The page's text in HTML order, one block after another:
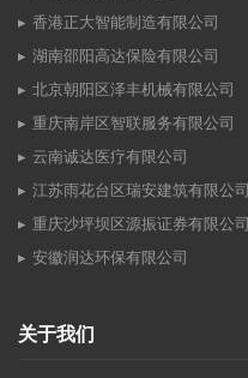
香港正大智能制造有限公司
湖南邵阳高达保险有限公司
北京朝阳区泽丰机械有限公司
重庆南岸区智联服务有限公司
云南诚达医疗有限公司
江苏雨花台区瑞安建筑有限公司
重庆沙坪坝区源振证券有限公司
安徽润达环保有限公司
关于我们